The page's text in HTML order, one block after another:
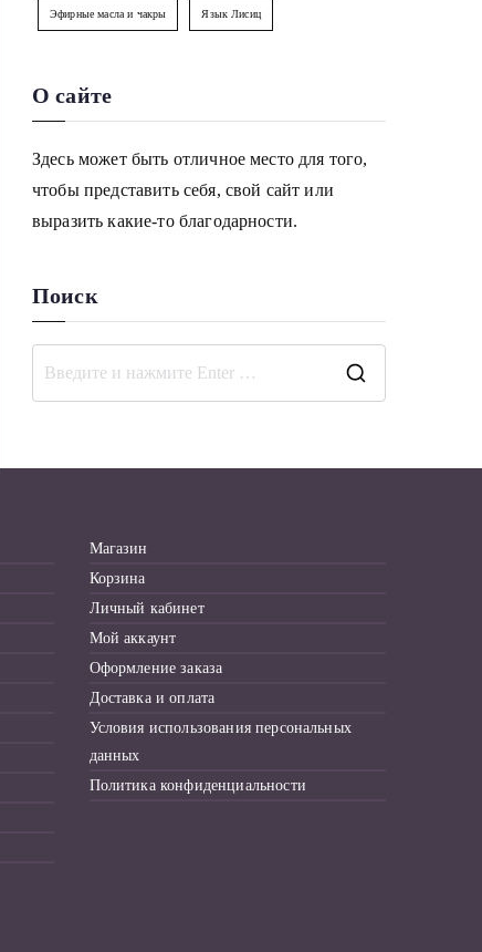
Эфирные масла и чакры Язык Лисиц
О сайте
Здесь может быть отличное место для того,
чтобы представить себя, свой сайт или
выразить какие-то благодарности.
Поиск
Магазин
Корзина
Личный кабинет
Мой аккаунт
Оформление заказа
Доставка и оплата
Условия использования персональных
данных
Политика конфиденциальности